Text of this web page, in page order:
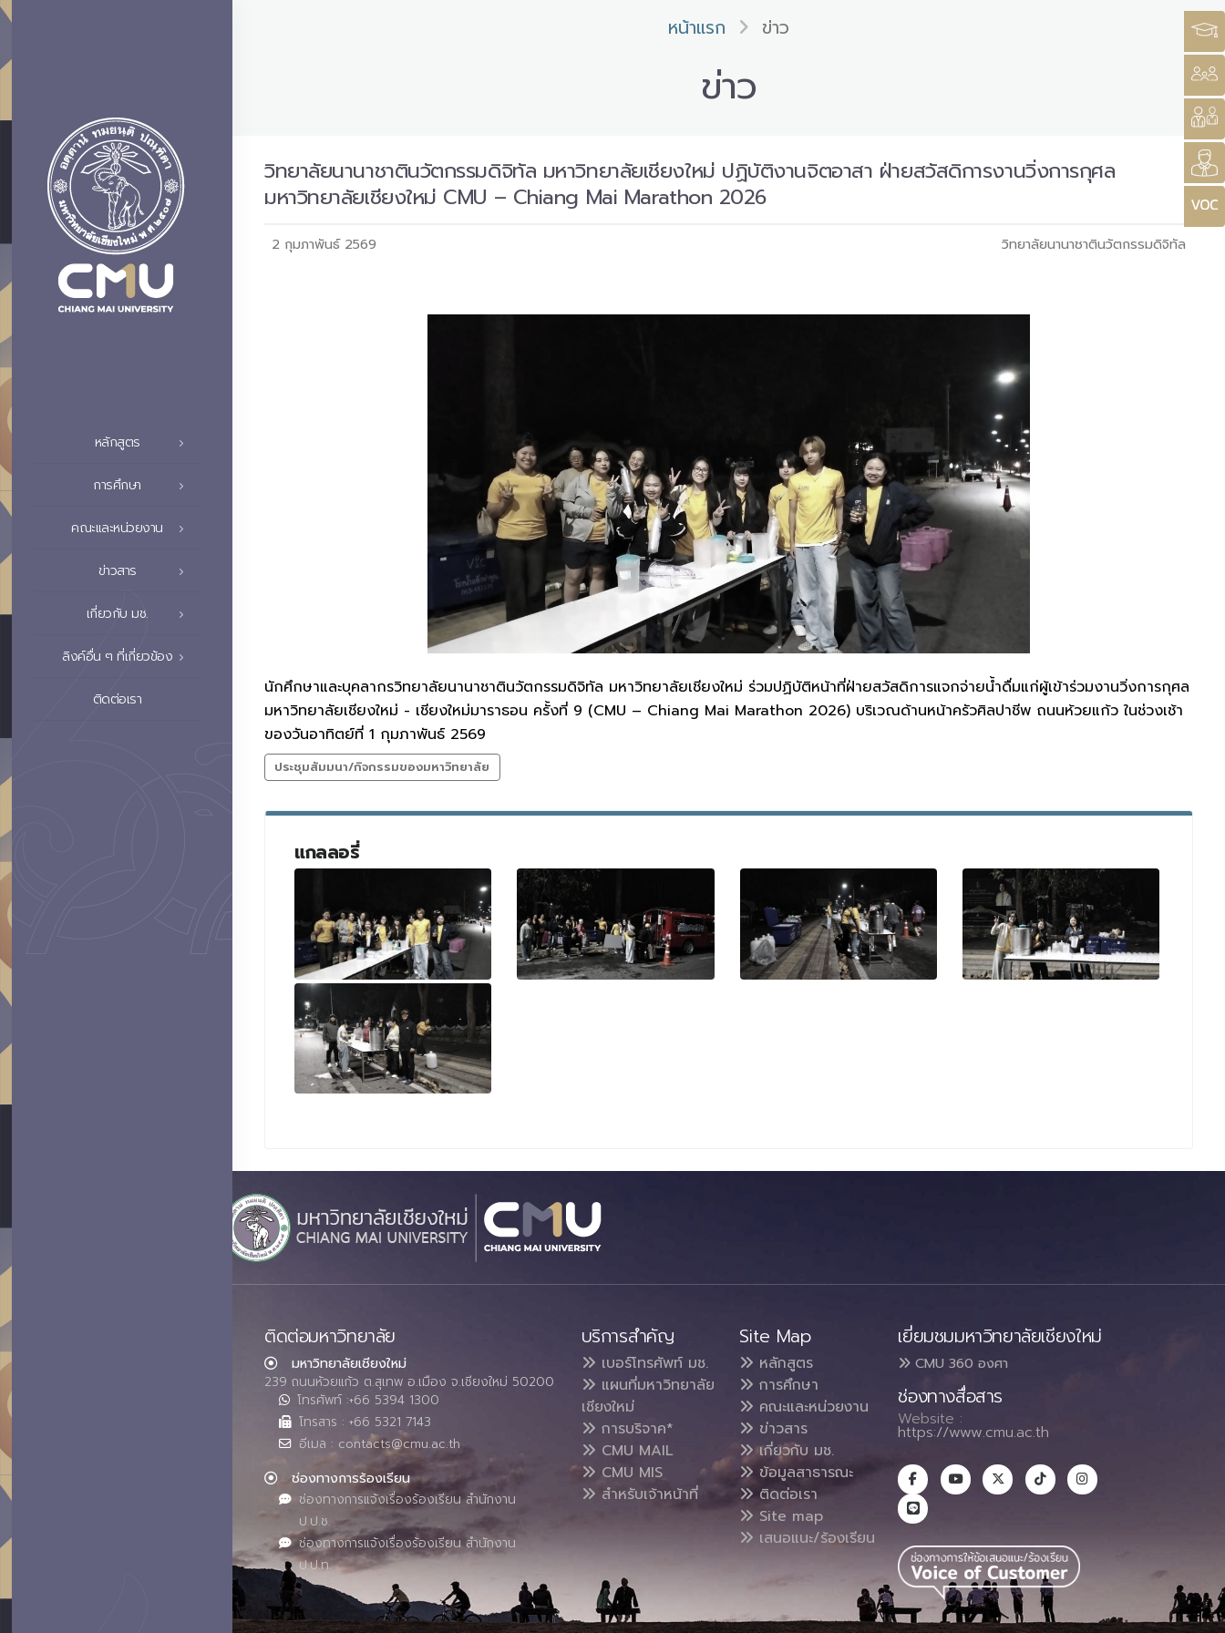
หลักสูตร
การศึกษา
คณะและหน่วยงาน
ข่าวสาร
เกี่ยวกับ มช.
ลิงค์อื่น ๆ ที่เกี่ยวข้อง
ติดต่อเรา
หน้าแรก ข่าว
ข่าว
วิทยาลัยนานาชาตินวัตกรรมดิจิทัล มหาวิทยาลัยเชียงใหม่ ปฏิบัติงานจิตอาสา ฝ่ายสวัสดิการงานวิ่งการกุศล
มหาวิทยาลัยเชียงใหม่ CMU – Chiang Mai Marathon 2026
2 กุมภาพันธ์ 2569 วิทยาลัยนานาชาตินวัตกรรมดิจิทัล
นักศึกษาและบุคลากรวิทยาลัยนานาชาตินวัตกรรมดิจิทัล มหาวิทยาลัยเชียงใหม่ ร่วมปฏิบัติหน้าที่ฝ่ายสวัสดิการแจกจ่ายน้ำดื่มแก่ผู้เข้าร่วมงานวิ่งการกุศล
มหาวิทยาลัยเชียงใหม่ - เชียงใหม่มาราธอน ครั้งที่ 9 (CMU – Chiang Mai Marathon 2026) บริเวณด้านหน้าครัวศิลปาชีพ ถนนห้วยแก้ว ในช่วงเช้า
ของวันอาทิตย์ที่ 1 กุมภาพันธ์ 2569
ประชุมสัมมนา/กิจกรรมของมหาวิทยาลัย
แกลลอรี่
ติดต่อมหาวิทยาลัย
มหาวิทยาลัยเชียงใหม่
239 ถนนห้วยแก้ว ต.สุเทพ อ.เมือง จ.เชียงใหม่ 50200
โทรศัพท์ :+66 5394 1300
โทรสาร : +66 5321 7143
อีเมล : contacts@cmu.ac.th
ช่องทางการร้องเรียน
ช่องทางการแจ้งเรื่องร้องเรียน สำนักงาน
ป.ป.ช.
ช่องทางการแจ้งเรื่องร้องเรียน สำนักงาน
ป.ป.ท.
บริการสำคัญ
เบอร์โทรศัพท์ มช.
แผนที่มหาวิทยาลัย
เชียงใหม่
การบริจาค*
CMU MAIL
CMU MIS
สำหรับเจ้าหน้าที่
Site Map
หลักสูตร
การศึกษา
คณะและหน่วยงาน
ข่าวสาร
เกี่ยวกับ มช.
ข้อมูลสาธารณะ
ติดต่อเรา
Site map
เสนอแนะ/ร้องเรียน
เยี่ยมชมมหาวิทยาลัยเชียงใหม่
CMU 360 องศา
ช่องทางสื่อสาร
Website :
https://www.cmu.ac.th